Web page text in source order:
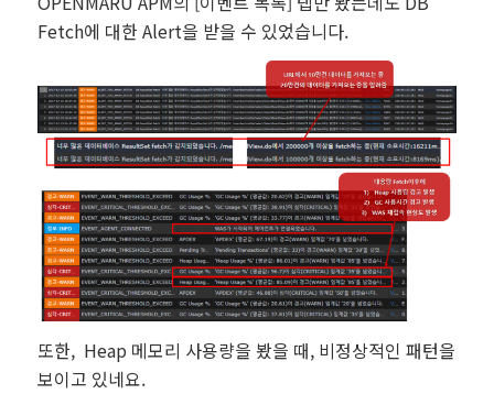
Fetch에 대한 Alert을 받을 수 있었습니다.
또한, Heap 메모리 사용량을 봤을 때, 비정상적인 패턴을
보이고 있네요.